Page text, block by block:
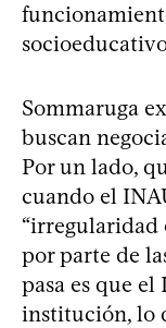
Sommaruga
buscan
Por un lado,
cuando el
“irregularidad
por parte de
pasa es que
institución, lo